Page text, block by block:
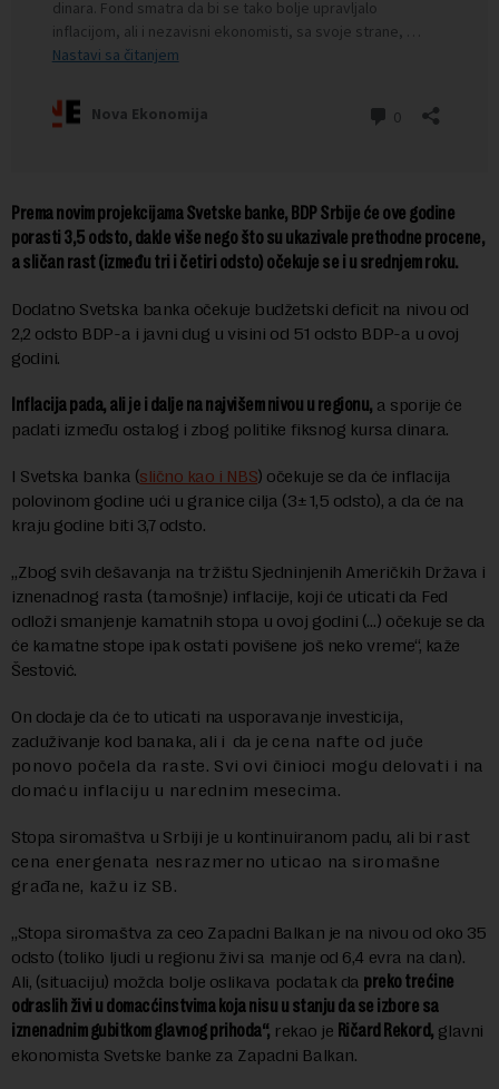
Prema novim projekcijama Svetske banke, BDP Srbije će ove godine
porasti 3,5 odsto, dakle više nego što su ukazivale prethodne procene,
a sličan rast (između tri i četiri odsto) očekuje se i u srednjem roku.
Dodatno Svetska banka očekuje budžetski deficit na nivou od
2,2 odsto BDP-a i javni dug u visini od 51 odsto BDP-a u ovoj
godini.
Inflacija pada, ali je i dalje na najvišem nivou u regionu, a sporije će
padati između ostalog i zbog politike fiksnog kursa dinara.
I Svetska banka (slično kao i NBS) očekuje se da će inflacija
polovinom godine ući u granice cilja (3±1,5 odsto), a da će na
kraju godine biti 3,7 odsto.
„Zbog svih dešavanja na tržištu Sjedninjenih Američkih Država i
iznenadnog rasta (tamošnje) inflacije, koji će uticati da Fed
odloži smanjenje kamatnih stopa u ovoj godini (…) očekuje se da
će kamatne stope ipak ostati povišene još neko vreme“, kaže
Šestović.
On dodaje da će to uticati na usporavanje investicija,
zaduživanje kod banaka, ali i da je cena nafte od juče
ponovo počela da raste. Svi ovi činioci mogu delovati i na
domaću inflaciju u narednim mesecima.
Stopa siromaštva u Srbiji je u kontinuiranom padu, ali bi rast
cena energenata nesrazmerno uticao na siromašne
građane, kažu iz SB.
„Stopa siromaštva za ceo Zapadni Balkan je na nivou od oko 35
odsto (toliko ljudi u regionu živi sa manje od 6,4 evra na dan).
Ali, (situaciju) možda bolje oslikava podatak da preko trećine
odraslih živi u domacćinstvima koja nisu u stanju da se izbore sa
iznenadnim gubitkom glavnog prihoda“, rekao je Ričard Rekord, glavni
ekonomista Svetske banke za Zapadni Balkan.